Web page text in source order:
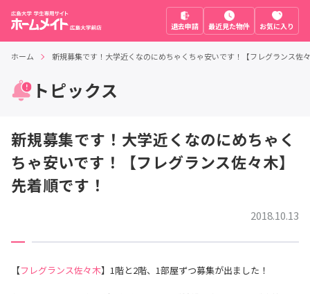
退去申請 最近見た物件 お気に入り
ホーム 新規募集です！大学近くなのにめちゃくちゃ安いです！【フレグランス佐
トピックス
新規募集です！大学近くなのにめちゃく
ちゃ安いです！【フレグランス佐々木】
先着順です！
2018.10.13
【フレグランス佐々木】1階と2階、1部屋ずつ募集が出ました！